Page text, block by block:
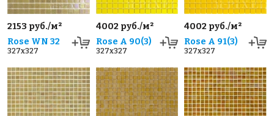
2153 руб./м²
Rose WN 32
327x327
4002 руб./м²
Rose A 90(3)
327x327
4002 руб./м²
Rose A 91(3)
327x327